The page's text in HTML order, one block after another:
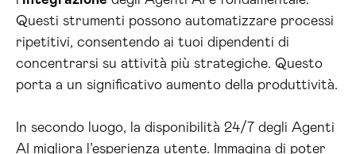
Questi strumenti possono automatizzare processi
ripetitivi, consentendo ai tuoi dipendenti di
concentrarsi su attività più strategiche. Questo
porta a un significativo aumento della produttività.
In secondo luogo, la disponibilità 24/7 degli Agenti
AI migliora l’esperienza utente. Immagina di poter